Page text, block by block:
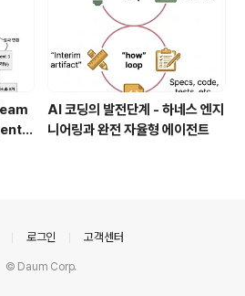
T
AI 코딩의 발전단계 - 하네스 엔지
니어링과 완전 자율형 에이전트
로그인 고객센터
© Daum Corp.